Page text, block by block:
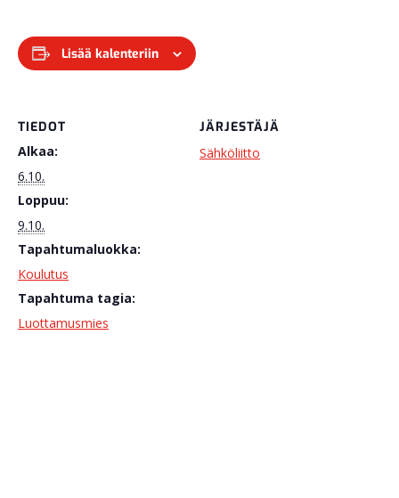
Lisää kalenteriin
TIEDOT
Alkaa:
6.10.
Loppuu:
9.10.
Tapahtumaluokka:
Koulutus
Tapahtuma tagia:
Luottamusmies
JÄRJESTÄJÄ
Sähköliitto